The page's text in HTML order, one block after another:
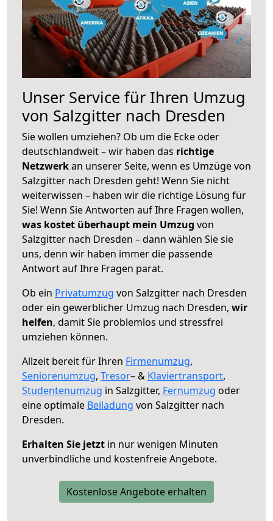
Unser Service für Ihren Umzug
von Salzgitter nach Dresden
Sie wollen umziehen? Ob um die Ecke oder
deutschlandweit – wir haben das richtige
Netzwerkan unserer Seite, wenn es Umzüge von
Salzgitter nach Dresden geht! Wenn Sie nicht
weiterwissen – haben wir die richtige Lösung für
Sie! Wenn Sie Antworten auf Ihre Fragen wollen,
was kostet überhaupt mein Umzug von
Salzgitter nach Dresden – dann wählen Sie sie
uns, denn wir haben immer die passende
Antwort auf Ihre Fragen parat.
Ob ein Privatumzug von Salzgitter nach Dresden
oder ein gewerblicher Umzug nach Dresden, wir
helfen, damit Sie problemlos und stressfrei
umziehen können.
Allzeit bereit für Ihren Firmenumzug,
Seniorenumzug, Tresor– & Klaviertransport,
Studentenumzug in Salzgitter, Fernumzug oder
eine optimale Beiladung von Salzgitter nach
Dresden.
Erhalten Sie jetzt in nur wenigen Minuten
unverbindliche und kostenfreie Angebote.
Kostenlose Angebote erhalten